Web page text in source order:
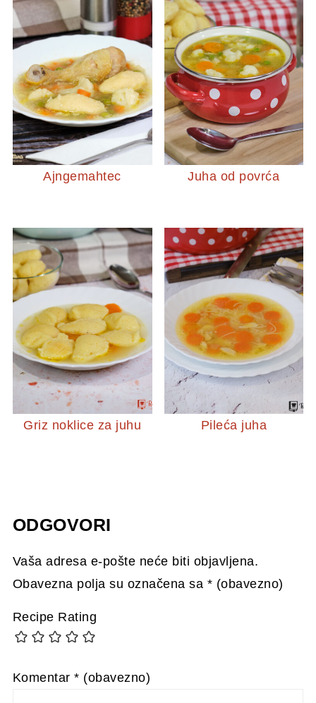
Ajngemahtec Juha od povrća
Griz noklice za juhu Pileća juha
ODGOVORI
Vaša adresa e-pošte neće biti objavljena.
Obavezna polja su označena sa * (obavezno)
Recipe Rating
Komentar* (obavezno)